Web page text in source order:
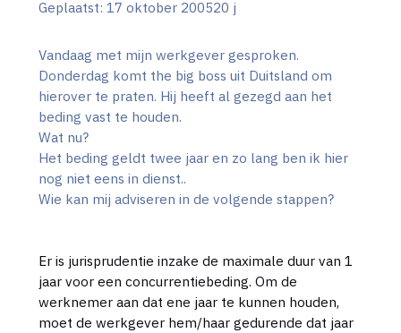
Geplaatst: 17 oktober 200520 j
Vandaag met mijn werkgever gesproken.
Donderdag komt the big boss uit Duitsland om
hierover te praten. Hij heeft al gezegd aan het
beding vast te houden.
Wat nu?
Het beding geldt twee jaar en zo lang ben ik hier
nog niet eens in dienst..
Wie kan mij adviseren in de volgende stappen?
Er is jurisprudentie inzake de maximale duur van 1
jaar voor een concurrentiebeding. Om de
werknemer aan dat ene jaar te kunnen houden,
moet de werkgever hem/haar gedurende dat jaar